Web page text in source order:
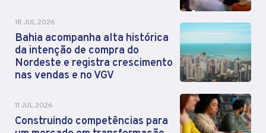
18 JUL 2026
Bahia acompanha alta histórica
da intenção de compra do
Nordeste e registra crescimento
nas vendas e no VGV
11 JUL 2026
Construindo competências para